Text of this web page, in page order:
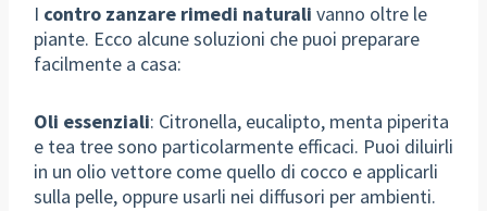
I contro zanzare rimedi naturali vanno oltre le
piante. Ecco alcune soluzioni che puoi preparare
facilmente a casa:
Oli essenziali: Citronella, eucalipto, menta piperita
e tea tree sono particolarmente efficaci. Puoi diluirli
in un olio vettore come quello di cocco e applicarli
sulla pelle, oppure usarli nei diffusori per ambienti.